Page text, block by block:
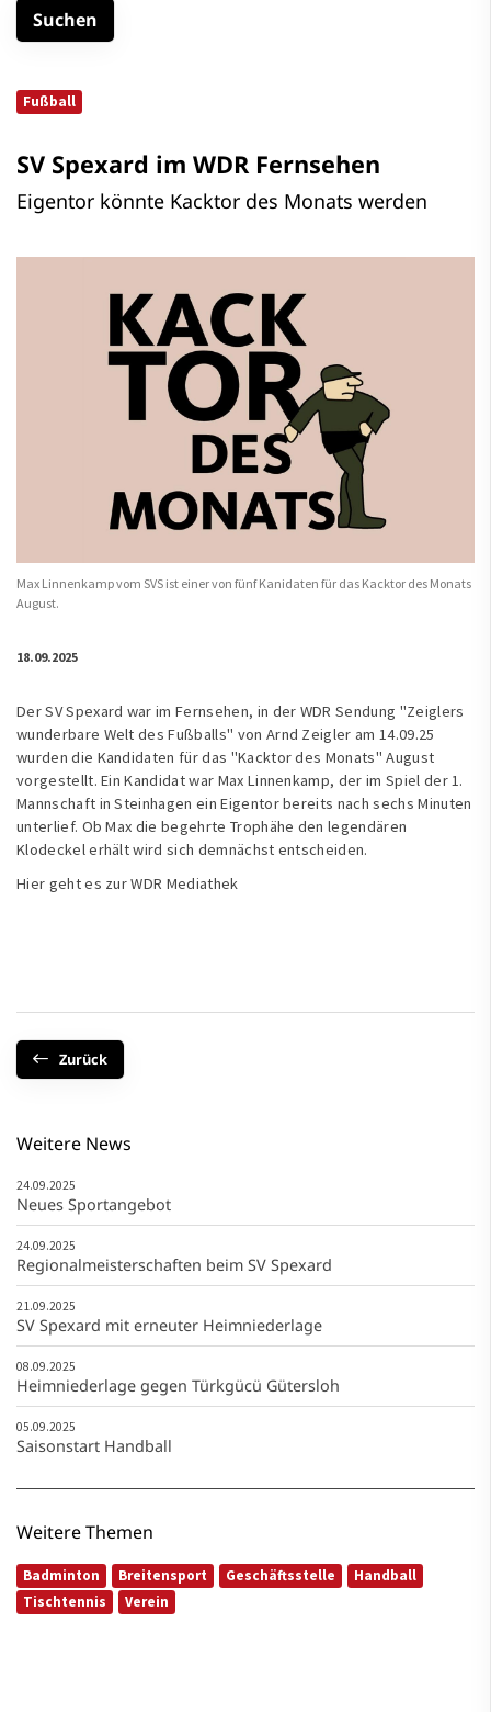
Fußball
SV Spexard im WDR Fernsehen
Eigentor könnte Kacktor des Monats werden
Max Linnenkamp vom SVS ist einer von fünf Kanidaten für das Kacktor des Monats
August.
18.09.2025
Der SV Spexard war im Fernsehen, in der WDR Sendung "Zeiglers
wunderbare Welt des Fußballs" von Arnd Zeigler am 14.09.25
wurden die Kandidaten für das "Kacktor des Monats" August
vorgestellt. Ein Kandidat war Max Linnenkamp, der im Spiel der 1.
Mannschaft in Steinhagen ein Eigentor bereits nach sechs Minuten
unterlief. Ob Max die begehrte Trophähe den legendären
Klodeckel erhält wird sich demnächst entscheiden.
Hier geht es zur WDR Mediathek
Zurück
Weitere News
24.09.2025
Neues Sportangebot
24.09.2025
Regionalmeisterschaften beim SV Spexard
21.09.2025
SV Spexard mit erneuter Heimniederlage
08.09.2025
Heimniederlage gegen Türkgücü Gütersloh
05.09.2025
Saisonstart Handball
Weitere Themen
Badminton Breitensport Geschäftsstelle
Handball
Tischtennis
Verein